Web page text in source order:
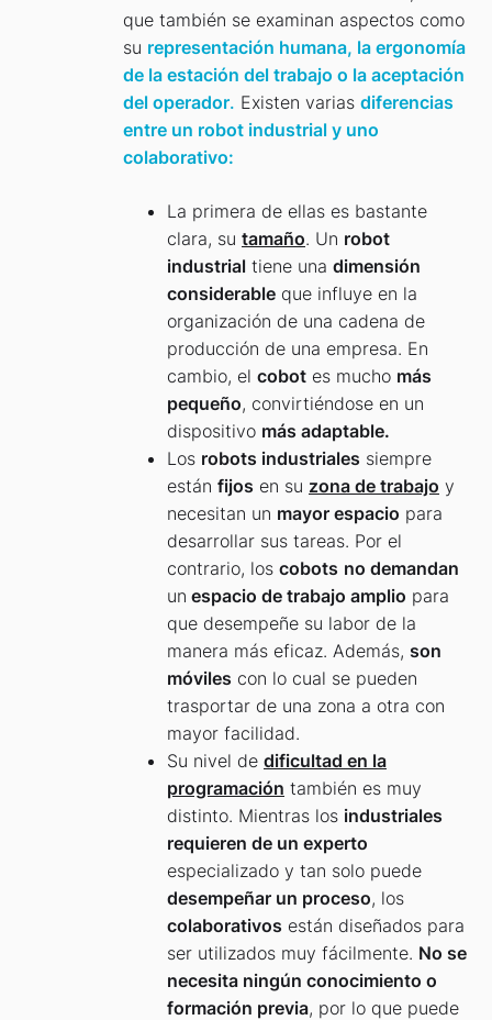
que también se examinan aspectos como
su representación humana, la ergonomía
de la estación del trabajo o la aceptación
del operador. Existen varias diferencias
entre un robot industrial y uno
colaborativo:
La primera de ellas es bastante
clara, su tamaño. Un robot
industrial tiene una dimensión
considerable que influye en la
organización de una cadena de
producción de una empresa. En
cambio, el cobot es mucho más
pequeño, convirtiéndose en un
dispositivo más adaptable.
Los robots industriales siempre
están fijos en su zona de trabajo y
necesitan un mayor espacio para
desarrollar sus tareas. Por el
contrario, los cobots no demandan
un espacio de trabajo amplio para
que desempeñe su labor de la
manera más eficaz. Además, son
móviles con lo cual se pueden
trasportar de una zona a otra con
mayor facilidad.
Su nivel de dificultad en la
programación también es muy
distinto. Mientras los industriales
requieren de un experto
especializado y tan solo puede
desempeñar un proceso, los
colaborativos están diseñados para
ser utilizados muy fácilmente. No se
necesita ningún conocimiento o
formación previa, por lo que puede